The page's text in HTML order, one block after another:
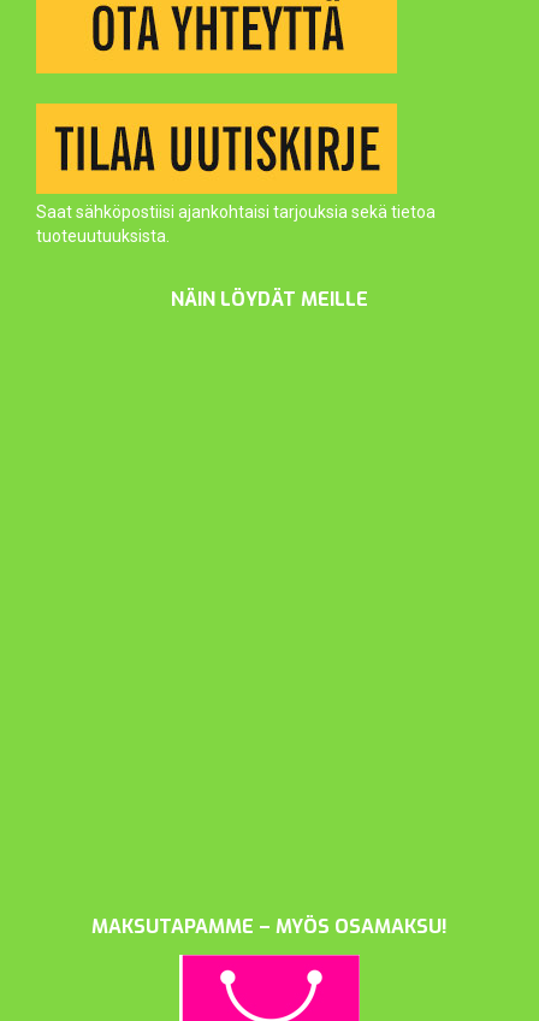
Saat sähköpostiisi ajankohtaisi tarjouksia sekä tietoa
tuoteuutuuksista.
NÄIN LÖYDÄT MEILLE
MAKSUTAPAMME – MYÖS OSAMAKSU!